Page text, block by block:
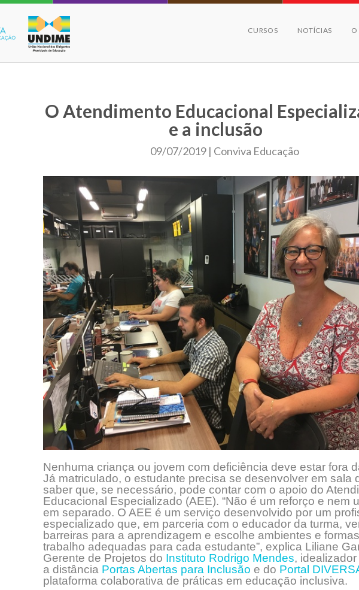
CURSOS NOTÍCIAS O
O Atendimento Educacional
e a inclusão
09/07/2019 | Conviva Educação
Nenhuma criança ou jovem com deficiência deve estar fora
Já matriculado, o estudante precisa se desenvolver em sala
saber que, se necessário, pode contar com o apoio do
Educacional Especializado (AEE). “Não é um reforço e nem
em separado. O AEE é um serviço desenvolvido por um
especializado que, em parceria com o educador da turma,
barreiras para a aprendizagem e escolhe ambientes e
trabalho adequadas para cada estudante”, explica Liliane
Gerente de Projetos do Instituto Rodrigo Mendes,
a distância Portas Abertas para Inclusão e do Portal
plataforma colaborativa de práticas em educação inclusiva.